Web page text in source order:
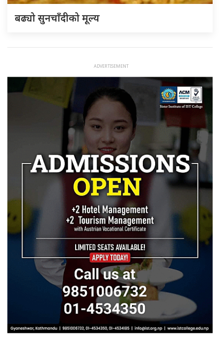
बढ्यो सुनचाँदीको मूल्य